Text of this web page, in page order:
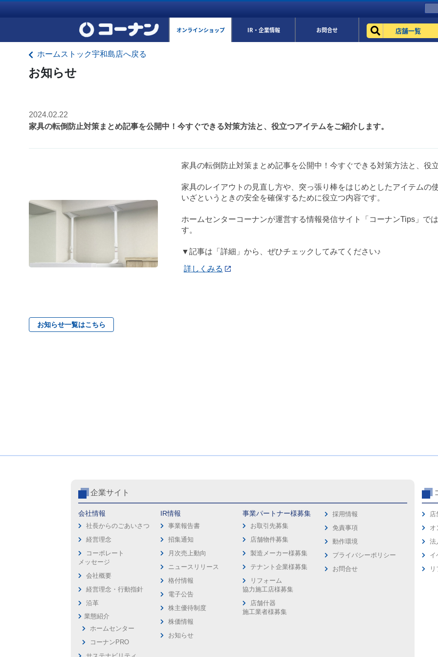
オンラインショップ IR・企業情報 お問合せ 店舗一覧
ホームストック宇和島店へ戻る
お知らせ
2024.02.22
家具の転倒防止対策まとめ記事を公開中！今すぐできる対策方法と、役立つアイテムをご紹介します。
家具の転倒防止対策まとめ記事を公開中！今すぐできる対策方法と、役
家具のレイアウトの見直し方や、突っ張り棒をはじめとしたアイテムの使
いざというときの安全を確保するために役立つ内容です。
ホームセンターコーナンが運営する情報発信サイト「コーナンTips」で
す。
▼記事は「詳細」から、ぜひチェックしてみてください♪
詳しくみる
お知らせ一覧はこちら
企業サイト
会社情報
社長からのごあいさつ
経営理念
コーポレート
メッセージ
会社概要
経営理念・行動指針
沿革
業態紹介
ホームセンター
コーナンPRO
IR情報
事業報告書
招集通知
月次売上動向
ニュースリリース
格付情報
電子公告
株主優待制度
株価情報
お知らせ
事業パートナー様募集
お取引先募集
店舗物件募集
製造メーカー様募集
テナント企業様募集
リフォーム
協力施工店様募集
店舗什器
施工業者様募集
採用情報
免責事項
動作環境
プライバシーポリシー
お問合せ
店
オ
法
イ